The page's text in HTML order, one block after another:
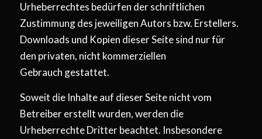
Urheberrechtes bedürfen der schriftlichen
Zustimmung des jeweiligen Autors bzw. Erstellers.
Downloads und Kopien dieser Seite sind nur für
den privaten, nicht kommerziellen
Gebrauch gestattet.
Soweit die Inhalte auf dieser Seite nicht vom
Betreiber erstellt wurden, werden die
Urheberrechte Dritter beachtet. Insbesondere